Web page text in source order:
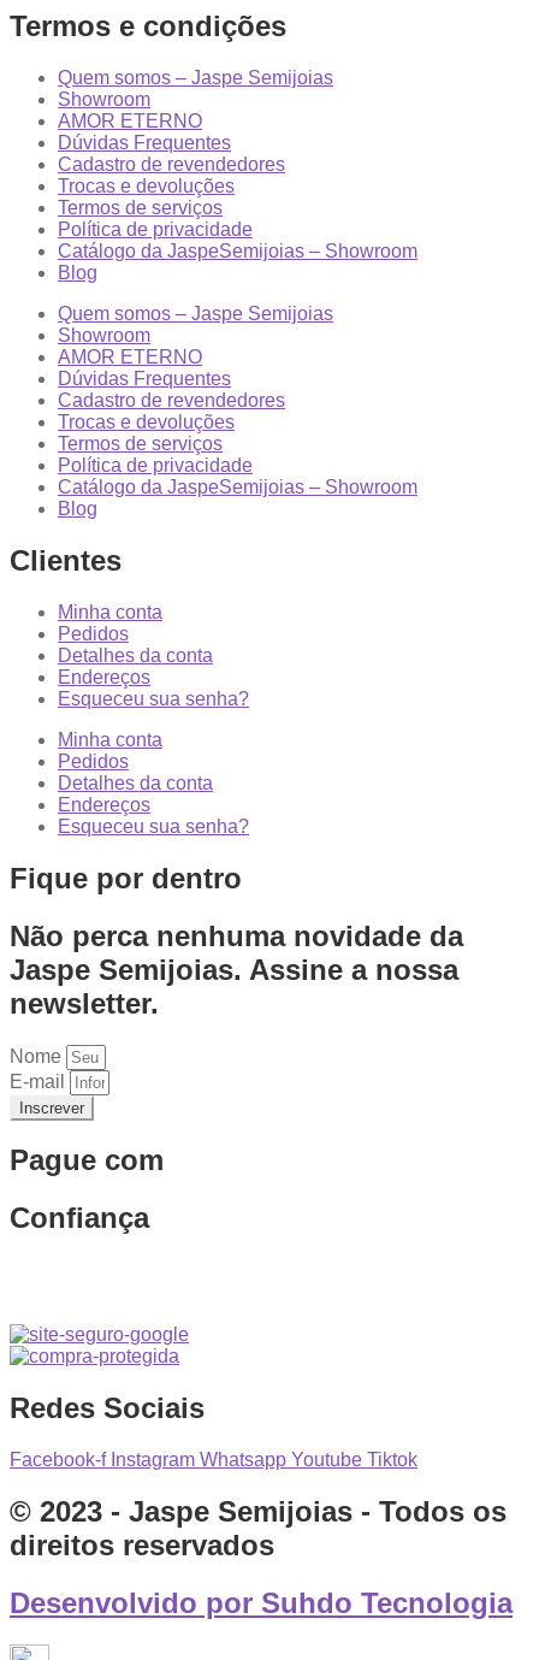
Termos e condições
Quem somos – Jaspe Semijoias
Showroom
AMOR ETERNO
Dúvidas Frequentes
Cadastro de revendedores
Trocas e devoluções
Termos de serviços
Política de privacidade
Catálogo da JaspeSemijoias – Showroom
Blog
Quem somos – Jaspe Semijoias
Showroom
AMOR ETERNO
Dúvidas Frequentes
Cadastro de revendedores
Trocas e devoluções
Termos de serviços
Política de privacidade
Catálogo da JaspeSemijoias – Showroom
Blog
Clientes
Minha conta
Pedidos
Detalhes da conta
Endereços
Esqueceu sua senha?
Minha conta
Pedidos
Detalhes da conta
Endereços
Esqueceu sua senha?
Fique por dentro
Não perca nenhuma novidade da
Jaspe Semijoias. Assine a nossa
newsletter.
Nome
E-mail
Inscrever
Pague com
Confiança
Redes Sociais
Facebook-f Instagram Whatsapp Youtube Tiktok
© 2023 - Jaspe Semijoias - Todos os
direitos reservados
Desenvolvido por Suhdo Tecnologia